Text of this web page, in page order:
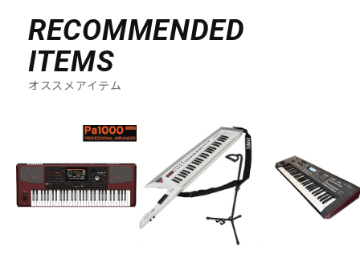
RECOMMENDED
ITEMS
オススメアイテム